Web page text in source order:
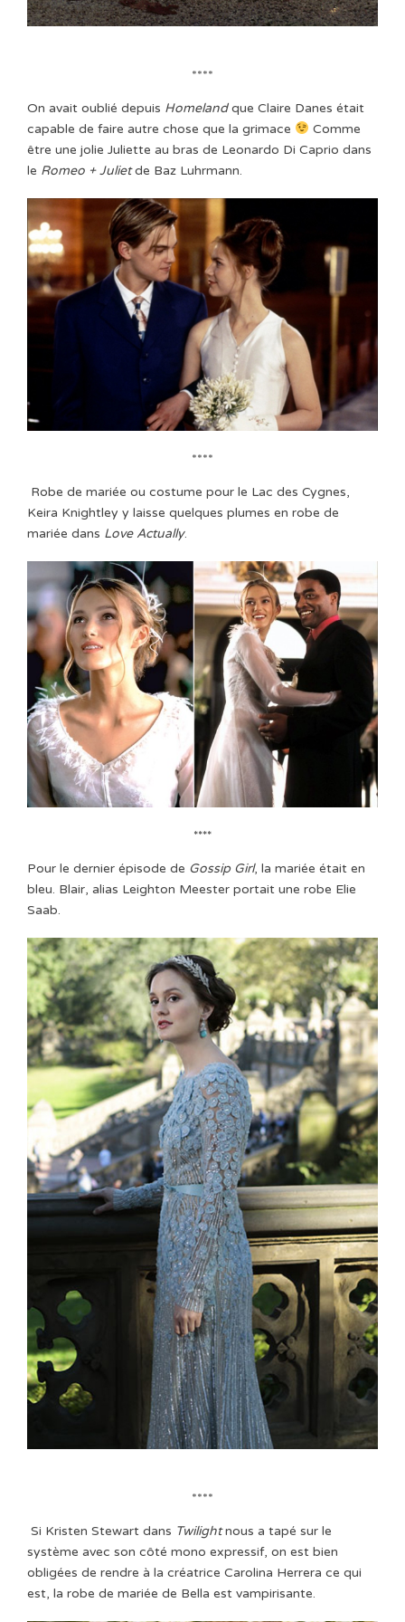
****
On avait oublié depuis Homelandque Claire Danes était
capable de faire autre chose que la grimace
Comme
être une jolie Juliette au bras de Leonardo Di Caprio dans
le Romeo + Julietde Baz Luhrmann.
****
Robe de mariée ou costume pour le Lac des Cygnes,
Keira Knightley y laisse quelques plumes en robe de
mariée dans Love Actually.
****
Pour le dernier épisode de Gossip Girl, la mariée était en
bleu. Blair, alias Leighton Meester portait une robe Elie
Saab.
****
Si Kristen Stewart dans Twilightnous a tapé sur le
système avec son côté mono expressif, on est bien
obligées de rendre à la créatrice Carolina Herrera ce qui
est, la robe de mariée de Bella est vampirisante.